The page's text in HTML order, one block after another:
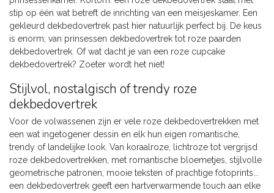
stip op één wat betreft de inrichting van een meisjeskamer. Een
gekleurd dekbedovertrek past hier natuurlijk perfect bij. De keus
is enorm; van prinsessen dekbedovertrek tot roze paarden
dekbedovertrek. Of wat dacht je van een roze cupcake
dekbedovertrek? Zoeter wordt het niet!
Stijlvol, nostalgisch of trendy roze
dekbedovertrek
Voor de volwassenen zijn er vele roze dekbedovertrekken met
een wat ingetogener dessin en elk hun eigen romantische,
trendy of landelijke look. Van koraalroze, lichtroze tot vergrijsd
roze dekbedovertrekken, met romantische bloemetjes, stijlvolle
geometrische patronen, mooie teksten of prachtige fotoprints...
een dekbedovertrek geeft een hartverwarmende touch aan elke